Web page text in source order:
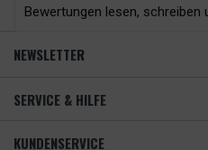
Bewertungen lesen, schreiben
NEWSLETTER
SERVICE & HILFE
KUNDENSERVICE